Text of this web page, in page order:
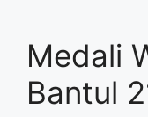
Medali
Bantul